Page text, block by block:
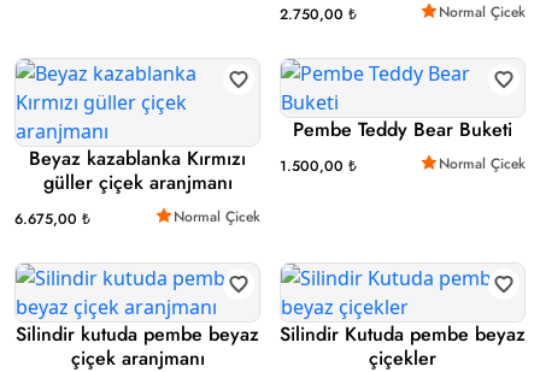
2.750,00 ₺ Normal Çicek
Beyaz kazablanka Kırmızı
güller çiçek aranjmanı
6.675,00 ₺ Normal Çicek
Pembe Teddy Bear Buketi
1.500,00 ₺ Normal Çicek
Silindir kutuda pembe beyaz
çiçek aranjmanı
Silindir Kutuda pembe beyaz
çiçekler